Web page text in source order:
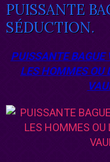
PUISSANTE
SÉDUCTION.
PUISSANTE BAGUE
LES HOMMES OU